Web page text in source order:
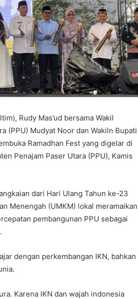
Rudy Mas’ud bersama Wakil
(PPU) Mudyat Noor dan Wakiln Bupati
Ramadhan Fest yang digelar di
Penajam Paser Utara (PPU), Kamis
dari Hari Ulang Tahun ke-23
Menengah (UMKM) lokal meramaikan
pembangunan PPU sebagai
dengan perkembangan IKN, bahkan
Karena IKN dan wajah indonesia